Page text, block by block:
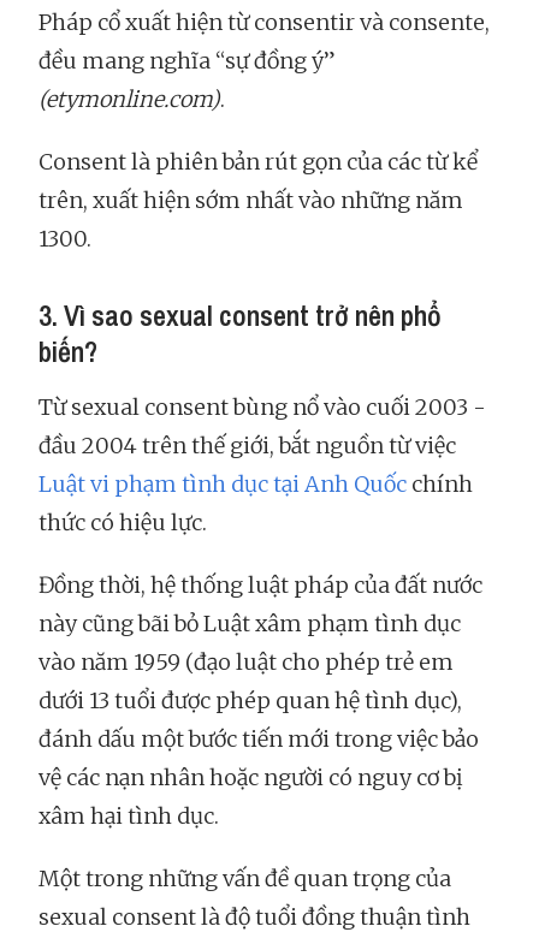
Pháp cổ xuất hiện từ consentir và consente,
đều mang nghĩa “sự đồng ý”
(etymonline.com).
Consent là phiên bản rút gọn của các từ kể
trên, xuất hiện sớm nhất vào những năm
1300.
3. Vì sao sexual consent trở nên phổ
biến?
Từ sexual consent bùng nổ vào cuối 2003 -
đầu 2004 trên thế giới, bắt nguồn từ việc
Luật vi phạm tình dục tại Anh Quốc chính
thức có hiệu lực.
Đồng thời, hệ thống luật pháp của đất nước
này cũng bãi bỏ Luật xâm phạm tình dục
vào năm 1959 (đạo luật cho phép trẻ em
dưới 13 tuổi được phép quan hệ tình dục),
đánh dấu một bước tiến mới trong việc bảo
vệ các nạn nhân hoặc người có nguy cơ bị
xâm hại tình dục.
Một trong những vấn đề quan trọng của
sexual consent là độ tuổi đồng thuận tình